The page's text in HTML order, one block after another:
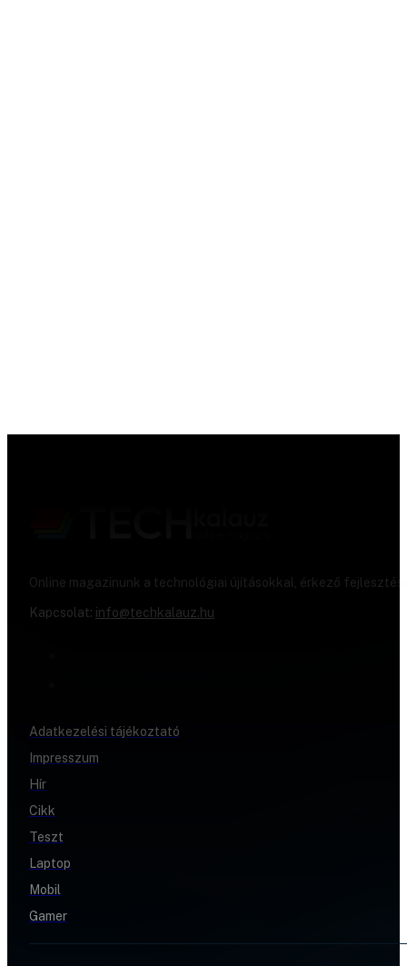
Online magazinunk a technológiai újításokkal, érkező
Kapcsolat: info@techkalauz.hu
Adatkezelési tájékoztató
Impresszum
Hír
Cikk
Teszt
Laptop
Mobil
Gamer